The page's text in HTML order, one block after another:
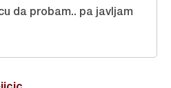
da probam.. pa javljam